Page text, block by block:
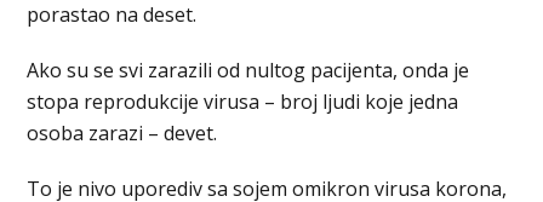
porastao na deset.
Ako su se svi zarazili od nultog pacijenta, onda je
stopa reprodukcije virusa – broj ljudi koje jedna
osoba zarazi – devet.
To je nivo uporediv sa sojem omikron virusa korona,